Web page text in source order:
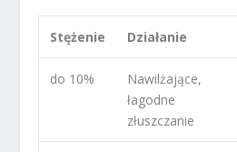
Stężenie Działanie
do 10%
Nawilżające,
łagodne
złuszczanie